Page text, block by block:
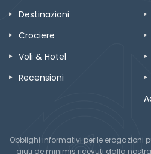
Destinazioni
Crociere
Voli & Hotel
Recensioni
Obblighi informativi per le erogazioni
aiuti de minimis ricevuti dalla